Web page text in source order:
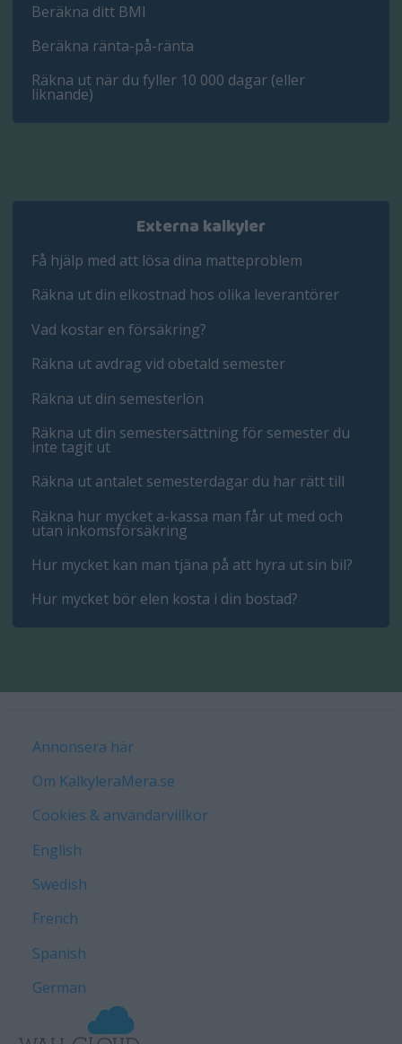
Beräkna ditt BMI
Beräkna ränta-på-ränta
Räkna ut när du fyller 10 000 dagar (eller
liknande)
Externa kalkyler
Få hjälp med att lösa dina matteproblem
Räkna ut din elkostnad hos olika leverantörer
Vad kostar en försäkring?
Räkna ut avdrag vid obetald semester
Räkna ut din semesterlön
Räkna ut din semestersättning för semester du
inte tagit ut
Räkna ut antalet semesterdagar du har rätt till
Räkna hur mycket a-kassa man får ut med och
utan inkomsförsäkring
Hur mycket kan man tjäna på att hyra ut sin bil?
Hur mycket bör elen kosta i din bostad?
Annonsera här
Om KalkyleraMera.se
Cookies & användarvillkor
English
Swedish
French
Spanish
German